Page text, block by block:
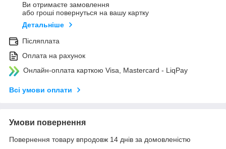
Ви отримаєте замовлення
або гроші повернуться на вашу картку
Детальніше
Післяплата
Оплата на рахунок
Онлайн-оплата карткою Visa, Mastercard - LiqPay
Всі умови оплати
Умови повернення
Повернення товару впродовж 14 днів за домовленістю